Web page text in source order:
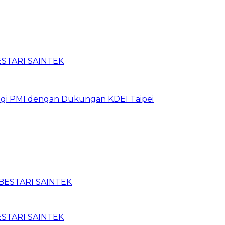
SAINTEK
PMI dengan Dukungan KDEI Taipei
SAINTEK